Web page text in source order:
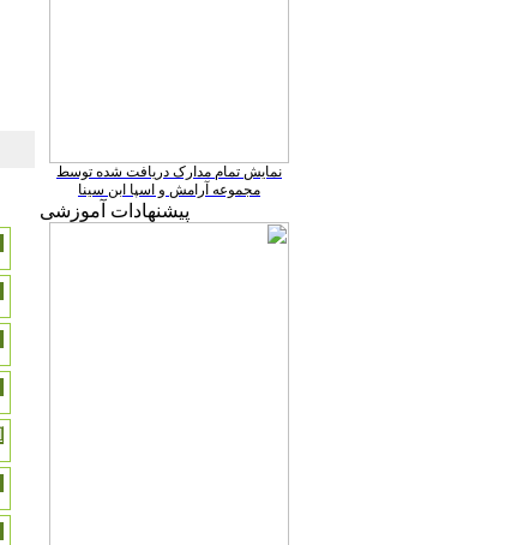
نمایش تمام مدارک دریافت شده توسط
مجموعه آرامش و اسپا ابن سینا
پیشنهادات آموزشی